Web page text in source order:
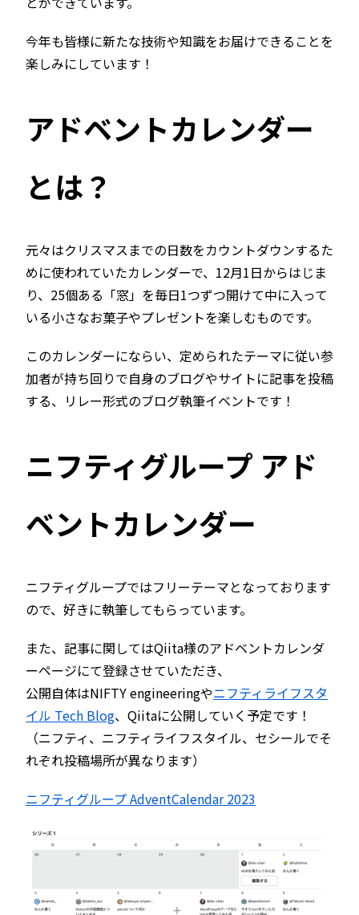
今年も皆様に新たな技術や知識をお届けできることを
楽しみにしています！
アドベントカレンダー
とは？
元々はクリスマスまでの日数をカウントダウンするた
めに使われていたカレンダーで、12月1日からはじま
り、25個ある「窓」を毎日1つずつ開けて中に入って
いる小さなお菓子やプレゼントを楽しむものです。
このカレンダーにならい、定められたテーマに従い参
加者が持ち回りで自身のブログやサイトに記事を投稿
する、リレー形式のブログ執筆イベントです！
ニフティグループ アド
ベントカレンダー
ニフティグループではフリーテーマとなっております
ので、好きに執筆してもらっています。
また、記事に関してはQiita様のアドベントカレンダ
ーページにて登録させていただき、
公開自体はNIFTY engineeringやニフティライフスタ
イル Tech Blog、Qiitaに公開していく予定です！
（ニフティ、ニフティライフスタイル、セシールでそ
れぞれ投稿場所が異なります）
ニフティグループ AdventCalendar 2023